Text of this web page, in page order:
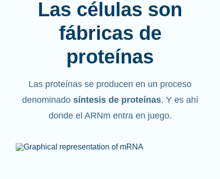
Las células son
fábricas de
proteínas
Las proteínas se producen en un proceso
denominado síntesis de proteínas. Y es ahí
donde el ARNm entra en juego.